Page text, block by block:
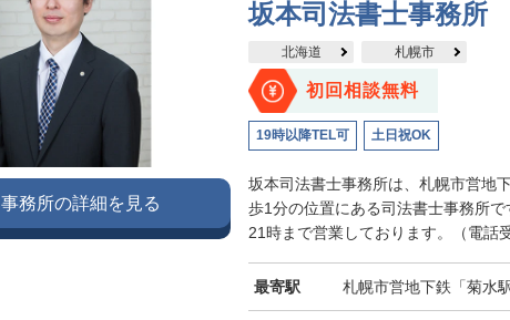
坂本司法書士事務所
北海道 札幌市
初回相談無料
19時以降TEL可 土日祝OK
坂本司法書士事務所は、札幌市営地
歩1分の位置にある司法書士事務所
21時まで営業しております。（電話
最寄駅 札幌市営地下鉄「菊水
事務所の詳細を見る